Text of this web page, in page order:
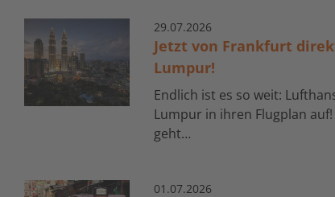
29.07.2026
Jetzt von Frankfurt
Lumpur!
Endlich ist es so weit:
Lumpur in ihren Flugplan
geht…
01.07.2026